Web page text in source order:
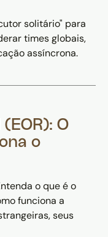
solitário" para
times globais,
assíncrona.
O
o
o que é o
funciona a
seus